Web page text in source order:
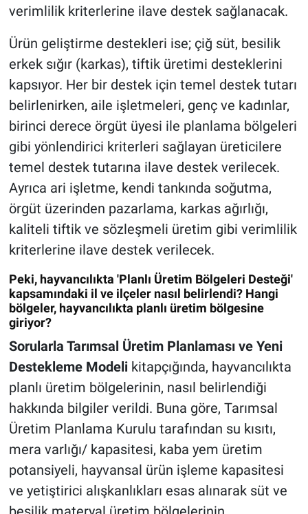
verimlilik kriterlerine ilave destek sağlanacak.
Ürün geliştirme destekleri ise; çiğ süt, besilik
erkek sığır (karkas), tiftik üretimi desteklerini
kapsıyor. Her bir destek için temel destek tutarı
belirlenirken, aile işletmeleri, genç ve kadınlar,
birinci derece örgüt üyesi ile planlama bölgeleri
gibi yönlendirici kriterleri sağlayan üreticilere
temel destek tutarına ilave destek verilecek.
Ayrıca ari işletme, kendi tankında soğutma,
örgüt üzerinden pazarlama, karkas ağırlığı,
kaliteli tiftik ve sözleşmeli üretim gibi verimlilik
kriterlerine ilave destek verilecek.
Peki, hayvancılıkta 'Planlı Üretim Bölgeleri Desteği'
kapsamındaki il ve ilçeler nasıl belirlendi? Hangi
bölgeler, hayvancılıkta planlı üretim bölgesine
giriyor?
Sorularla Tarımsal Üretim Planlaması ve Yeni
Destekleme Modeli kitapçığında, hayvancılıkta
planlı üretim bölgelerinin, nasıl belirlendiği
hakkında bilgiler verildi. Buna göre, Tarımsal
Üretim Planlama Kurulu tarafından su kısıtı,
mera varlığı/ kapasitesi, kaba yem üretim
potansiyeli, hayvansal ürün işleme kapasitesi
ve yetiştirici alışkanlıkları esas alınarak süt ve